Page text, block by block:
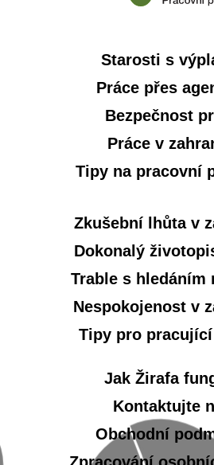
Starosti s
Práce přes
Bezpečnost
Práce v
Tipy na pracovní
Zkušební lhůta v
Dokonalý
Trable s hledáním
Nespokojenost v
Tipy pro
Jak Žirafa
Kontaktujte
Obchodní